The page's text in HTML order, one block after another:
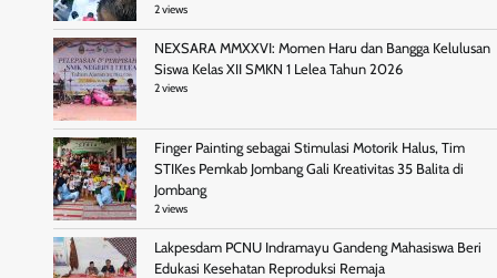
2 views
NEXSARA MMXXVI: Momen Haru dan Bangga Kelulusan
Siswa Kelas XII SMKN 1 Lelea Tahun 2026
2 views
Finger Painting sebagai Stimulasi Motorik Halus, Tim
STIKes Pemkab Jombang Gali Kreativitas 35 Balita di
Jombang
2 views
Lakpesdam PCNU Indramayu Gandeng Mahasiswa Beri
Edukasi Kesehatan Reproduksi Remaja